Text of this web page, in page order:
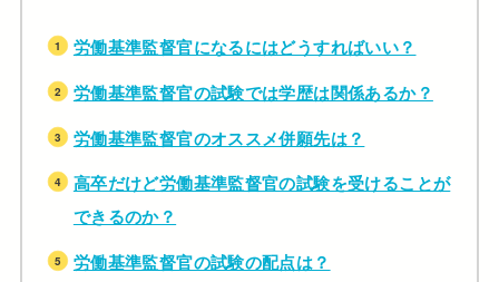
労働基準監督官になるにはどうすればいい？
労働基準監督官の試験では学歴は関係あるか？
労働基準監督官のオススメ併願先は？
高卒だけど労働基準監督官の試験を受けることが
できるのか？
労働基準監督官の試験の配点は？